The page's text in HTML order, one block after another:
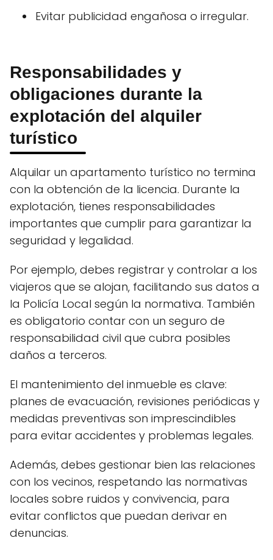
Evitar publicidad engañosa o irregular.
Responsabilidades y
obligaciones durante la
explotación del alquiler
turístico
Alquilar un apartamento turístico no termina
con la obtención de la licencia. Durante la
explotación, tienes responsabilidades
importantes que cumplir para garantizar la
seguridad y legalidad.
Por ejemplo, debes registrar y controlar a los
viajeros que se alojan, facilitando sus datos a
la Policía Local según la normativa. También
es obligatorio contar con un seguro de
responsabilidad civil que cubra posibles
daños a terceros.
El mantenimiento del inmueble es clave:
planes de evacuación, revisiones periódicas y
medidas preventivas son imprescindibles
para evitar accidentes y problemas legales.
Además, debes gestionar bien las relaciones
con los vecinos, respetando las normativas
locales sobre ruidos y convivencia, para
evitar conflictos que puedan derivar en
denuncias.